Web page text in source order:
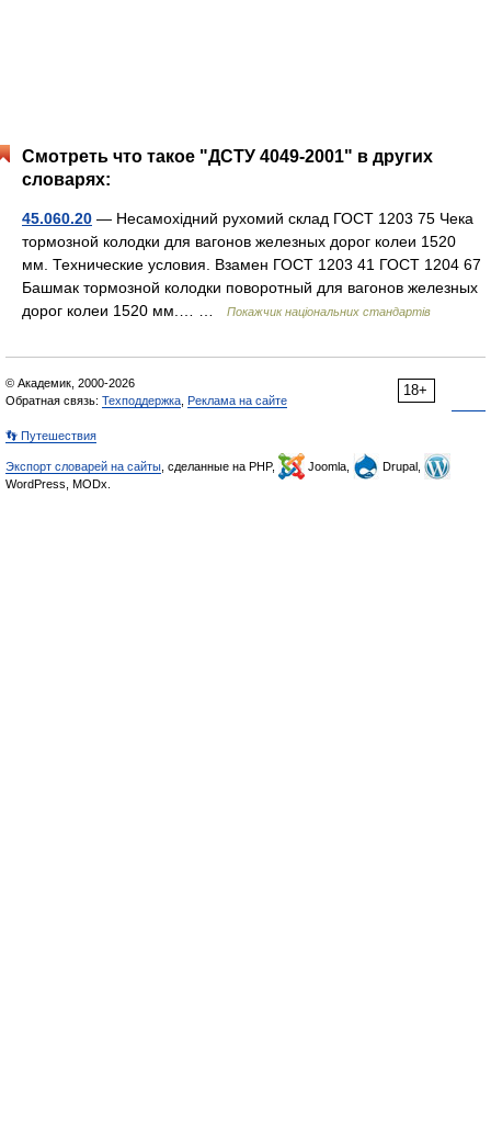
Смотреть что такое "ДСТУ 4049-2001" в других
словарях:
45.060.20 — Несамохідний рухомий склад ГОСТ 1203 75 Чека
тормозной колодки для вагонов железных дорог колеи 1520
мм. Технические условия. Взамен ГОСТ 1203 41 ГОСТ 1204 67
Башмак тормозной колодки поворотный для вагонов железных
дорог колеи 1520 мм.… …
Покажчик національних стандартів
18+
© Академик, 2000-2026
Обратная связь: Техподдержка Реклама на сайте
👣 Путешествия
Экспорт словарей на сайты , сделанные на PHP, Joomla,
Drupal,
WordPress, MODx.